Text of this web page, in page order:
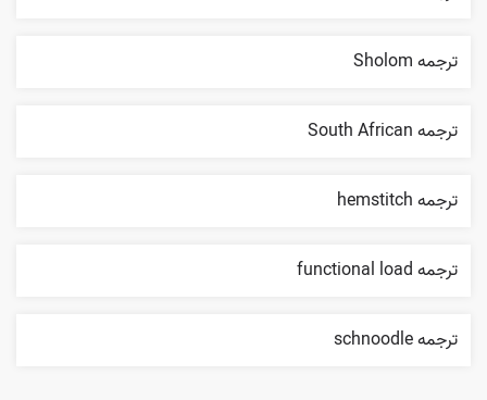
ترجمه Sholom
ترجمه South African
ترجمه hemstitch
ترجمه functional load
ترجمه schnoodle